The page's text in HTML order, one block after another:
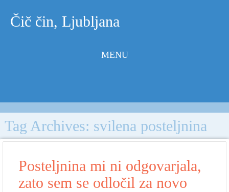
Čič čin, Ljubljana
MENU
Tag Archives: svilena posteljnina
Posteljnina mi ni odgovarjala,
zato sem se odločil za novo